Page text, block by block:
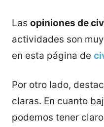
Las opiniones de
actividades son
en esta página de
Por otro lado,
claras. En cuanto
podemos tener